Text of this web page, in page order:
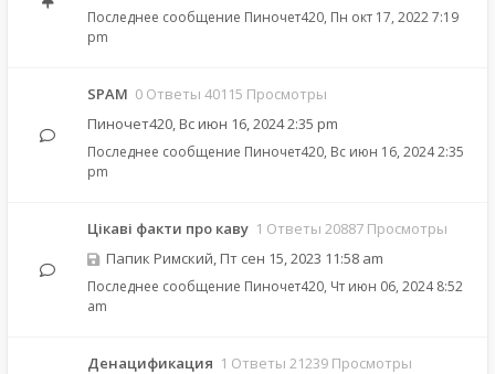
Последнее сообщение Пиночет420, Пн окт 17, 2022 7:19
pm
SPAM 0 Ответы 40115 Просмотры
Пиночет420, Вс июн 16, 2024 2:35 pm
Последнее сообщение Пиночет420, Вс июн 16, 2024 2:35
pm
Цікаві факти про каву 1 Ответы 20887 Просмотры
Папик Римский, Пт сен 15, 2023 11:58 am
Последнее сообщение Пиночет420, Чт июн 06, 2024 8:52
am
Денацификация 1 Ответы 21239 Просмотры